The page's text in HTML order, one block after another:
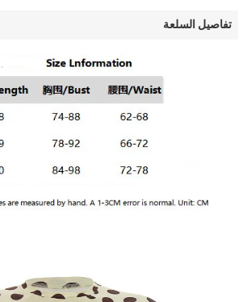
تفاصيل السلعة